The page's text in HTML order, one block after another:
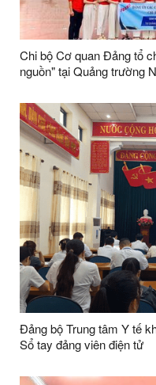
Chi bộ Cơ quan Đảng tổ
nguồn" tại Quảng trường
Đảng bộ Trung tâm Y tế
Sổ tay đảng viên điện tử